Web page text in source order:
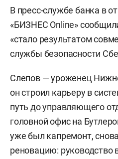
В пресс-службе банка в
«БИЗНЕС Online»
«стало результатом
службы безопасности
Слепов — уроженец
он строил карьеру в
путь до управляющего
головной офис на
уже был капремонт,
реновацию: руководство